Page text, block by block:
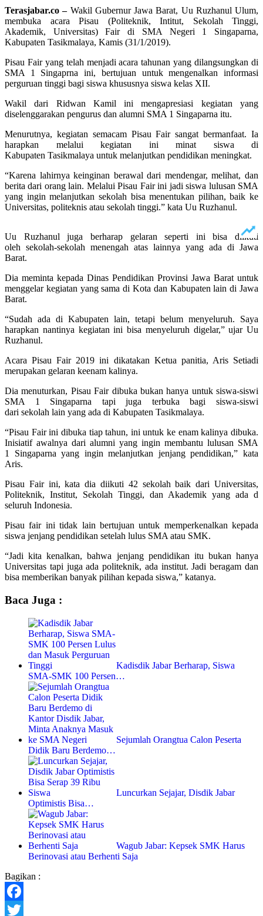
Terasjabar.co –Wakil Gubernur Jawa Barat, Uu Ruzhanul Ulum,
membuka acara Pisau (Politeknik, Intitut, Sekolah Tinggi,
Akademik, Universitas) Fair di SMA Negeri 1 Singaparna,
Kabupaten Tasikmalaya, Kamis (31/1/2019).
Pisau Fair yang telah menjadi acara tahunan yang dilangsungkan di
SMA 1 Singaprna ini, bertujuan untuk mengenalkan informasi
perguruan tinggi bagi siswa khususnya siswa kelas XII.
Wakil dari Ridwan Kamil ini mengapresiasi kegiatan yang
diselenggarakan pengurus dan alumni SMA 1 Singaparna itu.
Menurutnya, kegiatan semacam Pisau Fair sangat bermanfaat. Ia
harapkan melalui kegiatan ini minat siswa di
Kabupaten Tasikmalaya untuk melanjutkan pendidikan meningkat.
“Karena lahirnya keinginan berawal dari mendengar, melihat, dan
berita dari orang lain. Melalui Pisau Fair ini jadi siswa lulusan SMA
yang ingin melanjutkan sekolah bisa menentukan pilihan, baik ke
Universitas, politeknis atau sekolah tinggi.” kata Uu Ruzhanul.
Uu Ruzhanul juga berharap gelaran seperti ini bisa diikuti
oleh sekolah-sekolah menengah atas lainnya yang ada di Jawa
Barat.
Dia meminta kepada Dinas Pendidikan Provinsi Jawa Barat untuk
menggelar kegiatan yang sama di Kota dan Kabupaten lain di Jawa
Barat.
“Sudah ada di Kabupaten lain, tetapi belum menyeluruh. Saya
harapkan nantinya kegiatan ini bisa menyeluruh digelar,” ujar Uu
Ruzhanul.
Acara Pisau Fair 2019 ini dikatakan Ketua panitia, Aris Setiadi
merupakan gelaran keenam kalinya.
Dia menuturkan, Pisau Fair dibuka bukan hanya untuk siswa-siswi
SMA 1 Singaparna tapi juga terbuka bagi siswa-siswi
dari sekolah lain yang ada di Kabupaten Tasikmalaya.
“Pisau Fair ini dibuka tiap tahun, ini untuk ke enam kalinya dibuka.
Inisiatif awalnya dari alumni yang ingin membantu lulusan SMA
1 Singaparna yang ingin melanjutkan jenjang pendidikan,” kata
Aris.
Pisau Fair ini, kata dia diikuti 42 sekolah baik dari Universitas,
Politeknik, Institut, Sekolah Tinggi, dan Akademik yang ada d
seluruh Indonesia.
Pisau fair ini tidak lain bertujuan untuk memperkenalkan kepada
siswa jenjang pendidikan setelah lulus SMA atau SMK.
“Jadi kita kenalkan, bahwa jenjang pendidikan itu bukan hanya
Universitas tapi juga ada politeknik, ada institut. Jadi beragam dan
bisa memberikan banyak pilihan kepada siswa,” katanya.
Baca Juga :
Kadisdik Jabar Berharap, Siswa
SMA-SMK 100 Persen…
Sejumlah Orangtua Calon Peserta
Didik Baru Berdemo…
Luncurkan Sejajar, Disdik Jabar
Optimistis Bisa…
Wagub Jabar: Kepsek SMK Harus
Berinovasi atau Berhenti Saja
Bagikan :
Facebook